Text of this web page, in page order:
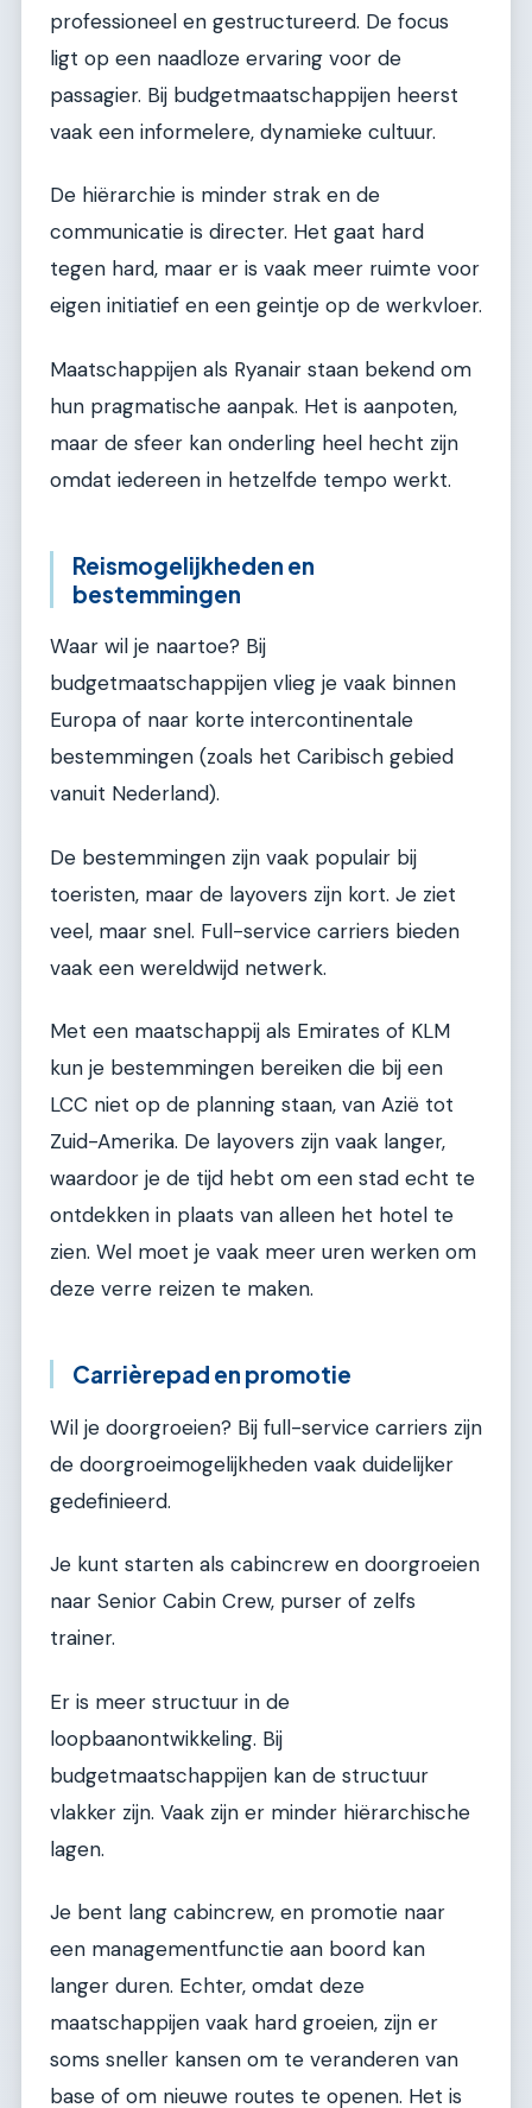
professioneel en gestructureerd. De focus
ligt op een naadloze ervaring voor de
passagier. Bij budgetmaatschappijen heerst
vaak een informelere, dynamieke cultuur.
De hiërarchie is minder strak en de
communicatie is directer. Het gaat hard
tegen hard, maar er is vaak meer ruimte voor
eigen initiatief en een geintje op de werkvloer.
Maatschappijen als Ryanair staan bekend om
hun pragmatische aanpak. Het is aanpoten,
maar de sfeer kan onderling heel hecht zijn
omdat iedereen in hetzelfde tempo werkt.
Reismogelijkheden en
bestemmingen
Waar wil je naartoe? Bij
budgetmaatschappijen vlieg je vaak binnen
Europa of naar korte intercontinentale
bestemmingen (zoals het Caribisch gebied
vanuit Nederland).
De bestemmingen zijn vaak populair bij
toeristen, maar de layovers zijn kort. Je ziet
veel, maar snel. Full-service carriers bieden
vaak een wereldwijd netwerk.
Met een maatschappij als Emirates of KLM
kun je bestemmingen bereiken die bij een
LCC niet op de planning staan, van Azië tot
Zuid-Amerika. De layovers zijn vaak langer,
waardoor je de tijd hebt om een stad echt te
ontdekken in plaats van alleen het hotel te
zien. Wel moet je vaak meer uren werken om
deze verre reizen te maken.
Carrièrepad en promotie
Wil je doorgroeien? Bij full-service carriers zijn
de doorgroeimogelijkheden vaak duidelijker
gedefinieerd.
Je kunt starten als cabincrew en doorgroeien
naar Senior Cabin Crew, purser of zelfs
trainer.
Er is meer structuur in de
loopbaanontwikkeling. Bij
budgetmaatschappijen kan de structuur
vlakker zijn. Vaak zijn er minder hiërarchische
lagen.
Je bent lang cabincrew, en promotie naar
een managementfunctie aan boord kan
langer duren. Echter, omdat deze
maatschappijen vaak hard groeien, zijn er
soms sneller kansen om te veranderen van
base of om nieuwe routes te openen. Het is